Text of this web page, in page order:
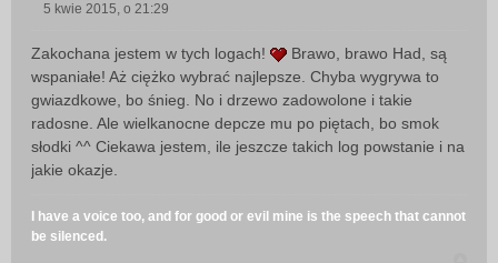
s
t
5 kwie 2015, o 21:29
Zakochana jestem w tych logach!
Brawo, brawo Had, są
wspaniałe! Aż ciężko wybrać najlepsze. Chyba wygrywa to
gwiazdkowe, bo śnieg. No i drzewo zadowolone i takie
radosne. Ale wielkanocne depcze mu po piętach, bo smok
słodki ^^ Ciekawa jestem, ile jeszcze takich log powstanie i na
jakie okazje.
I have a voice too, and for good or evil mine is the speech that cannot
be silenced.